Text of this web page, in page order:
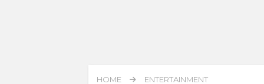
HOME ENTERTAINMENT